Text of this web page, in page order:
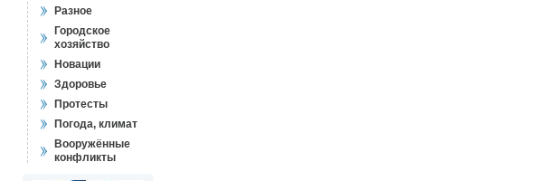
Разное
Городское
хозяйство
Новации
Здоровье
Протесты
Погода, климат
Вооружённые
конфликты